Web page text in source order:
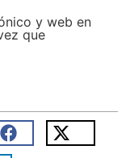
y web en
que